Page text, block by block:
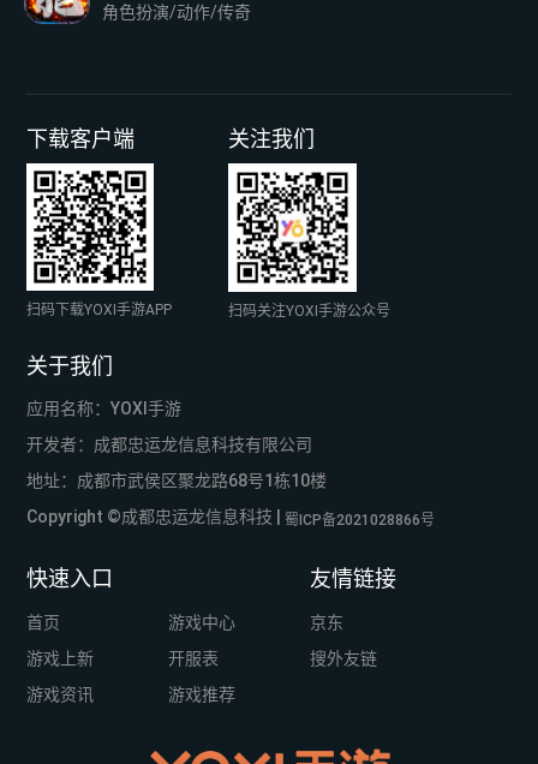
角色扮演/动作/传奇
下载客户端
扫码下载YOXI手游APP
关注我们
扫码关注YOXI手游公众号
关于我们
应用名称：YOXI手游
开发者：成都忠运龙信息科技有限公司
地址：成都市武侯区聚龙路68号1栋10楼
Copyright ©成都忠运龙信息科技 |
蜀ICP备2021028866号
快速入口
首页
游戏中心
游戏上新
开服表
游戏资讯
游戏推荐
友情链接
京东
搜外友链